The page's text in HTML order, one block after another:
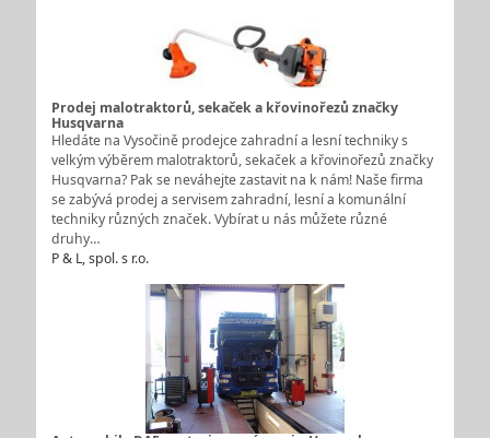
Prodej malotraktorů, sekaček a křovinořezů značky
Husqvarna
Hledáte na Vysočině prodejce zahradní a lesní techniky s
velkým výběrem malotraktorů, sekaček a křovinořezů značky
Husqvarna? Pak se neváhejte zastavit na k nám! Naše firma
se zabývá prodej a servisem zahradní, lesní a komunální
techniky různých značek. Vybírat u nás můžete různé
druhy…
P & L, spol. s r.o.